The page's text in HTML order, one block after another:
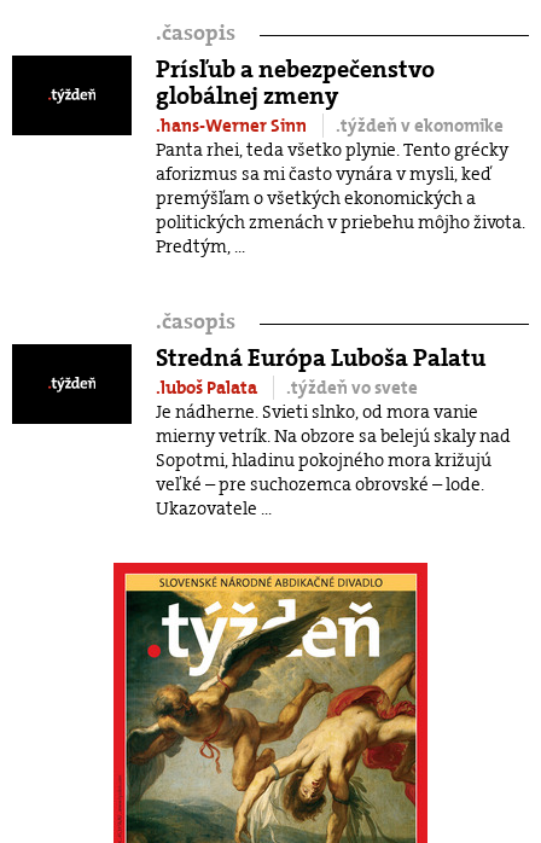
.časopis
Prísľub a nebezpečenstvo
globálnej zmeny
.hans-Werner Sinn
.týždeň v ekonomike
Panta rhei, teda všetko plynie. Tento grécky
aforizmus sa mi často vynára v mysli, keď
premýšľam o všetkých ekonomických a
politických zmenách v priebehu môjho života.
Predtým, ...
.časopis
Stredná Európa Luboša Palatu
.luboš Palata
.týždeň vo svete
Je nádherne. Svieti slnko, od mora vanie
mierny vetrík. Na obzore sa belejú skaly nad
Sopotmi, hladinu pokojného mora križujú
veľké – pre suchozemca obrovské – lode.
Ukazovatele ...